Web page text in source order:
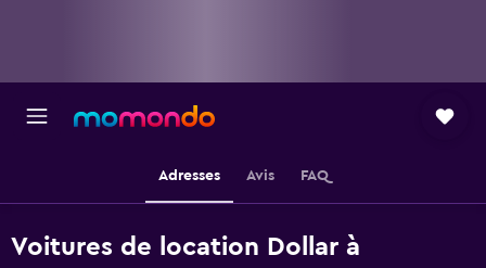
Adresses Avis FAQ
Voitures de location Dollar à